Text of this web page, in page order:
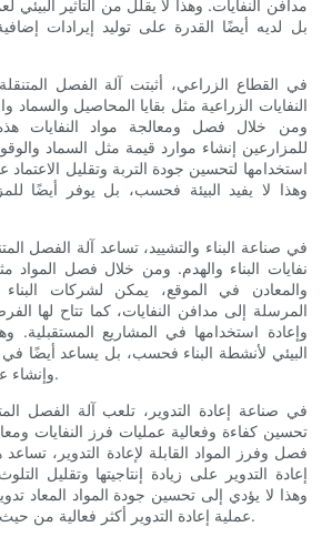
مدافن النفايات. وهذا لا يقلل من التأثير البيئي
بل لديه أيضًا القدرة على توليد إيرادات
في القطاع الزراعي، أثبتت آلة الفصل المتنقلة
النفايات الزراعية مثل بقايا المحاصيل والسماد
ومن خلال فصل ومعالجة مواد النفايات
للمزارعين إنشاء موارد قيمة مثل السماد
استخدامها لتحسين جودة التربة وتقليل الاعتماد
وهذا لا يفيد البيئة فحسب، بل يوفر أيضًا
في صناعة البناء والتشييد، تساعد آلة الفصل
نفايات البناء والهدم. ومن خلال فصل المواد
والمعادن في الموقع، يمكن لشركات البناء
المرسلة إلى مدافن النفايات، كما تتاح لها
وإعادة استخدامها في المشاريع المستقبلية.
البيئي لأنشطة البناء فحسب، بل يساعد أيضًا
وإنشاء عملية بناء أكثر استدامة.
في صناعة إعادة التدوير، تلعب آلة الفصل
تحسين كفاءة وفعالية عمليات فرز النفايات
فصل وفرز المواد القابلة لإعادة التدوير، تساعد
إعادة التدوير على زيادة إنتاجيتها وتقليل
وهذا لا يؤدي إلى تحسين جودة المواد المعاد
عملية إعادة التدوير أكثر فعالية من حيث التكلفة وصديقة للبيئة.